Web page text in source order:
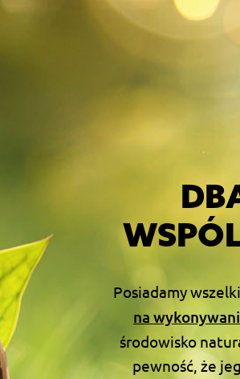
Posiadamy
na
środowisko
pewność, że